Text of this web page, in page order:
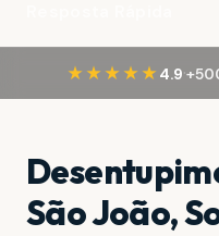
★★★★★ 4.9·
São João,